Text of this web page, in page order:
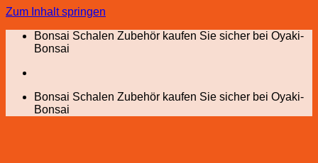
Zum Inhalt springen
Bonsai Schalen Zubehör kaufen Sie sicher bei Oyaki-
Bonsai
Bonsai Schalen Zubehör kaufen Sie sicher bei Oyaki-
Bonsai